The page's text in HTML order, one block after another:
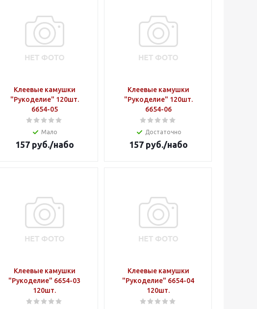
Клеевые камушки
"Рукоделие" 120шт.
6654-05
Мало
157руб./набо
Клеевые камушки
"Рукоделие" 120шт.
6654-06
Достаточно
157руб./набо
Клеевые камушки
"Рукоделие" 6654-03
120шт.
Клеевые камушки
"Рукоделие" 6654-04
120шт.